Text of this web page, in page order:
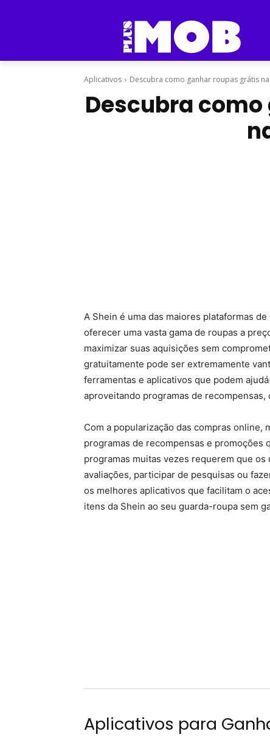
Aplicativos Descubra como ganhar roupas grátis na
Descubra
A Shein é uma das maiores plataformas
oferecer uma vasta gama de roupas a
maximizar suas aquisições sem
gratuitamente pode ser extremamente
ferramentas e aplicativos que podem
aproveitando programas de
Com a popularização das compras
programas de recompensas e promoções
programas muitas vezes requerem que
avaliações, participar de pesquisas ou
os melhores aplicativos que facilitam o
itens da Shein ao seu guarda-roupa sem
Aplicativos para